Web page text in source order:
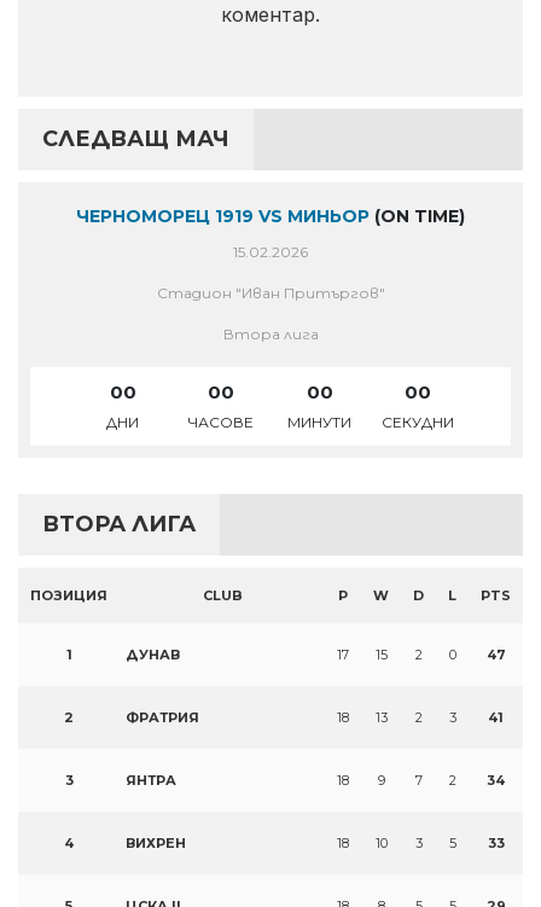
коментар.
СЛЕДВАЩ МАЧ
ЧЕРНОМОРЕЦ 1919 VS МИНЬОР (ON TIME)
15.02.2026
Стадион "Иван Притъргов"
Втора лига
00
ДНИ
00
ЧАСОВЕ
00
МИНУТИ
00
СЕКУДНИ
ВТОРА ЛИГА
ПОЗИЦИЯ CLUB P W D L PTS
1 ДУНАВ 17 15 2 0 47
2 ФРАТРИЯ 18 13 2 3 41
3 ЯНТРА 18 9 7 2 34
4 ВИХРЕН 18 10 3 5 33